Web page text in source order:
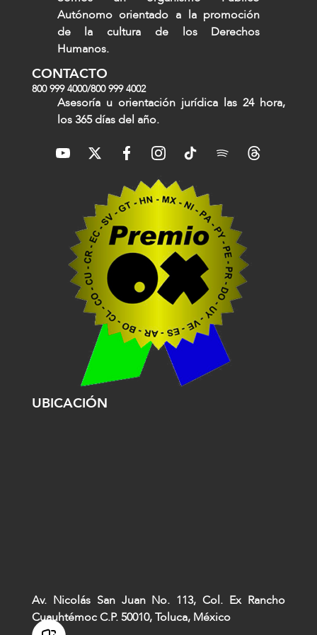
Autónomo orientado a la promoción
de la cultura de los Derechos
Humanos.
CONTACTO
800 999 4000/800 999 4002
Asesoría u orientación jurídica las 24 hora,
los 365 días del año.
UBICACIÓN
Av. Nicolás San Juan No. 113, Col. Ex Rancho
Cuauhtémoc C.P. 50010, Toluca, México